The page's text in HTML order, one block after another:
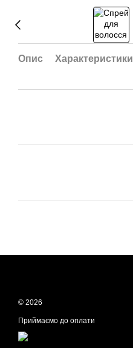
Опис Характеристики
© 2026
Приймаємо до оплати